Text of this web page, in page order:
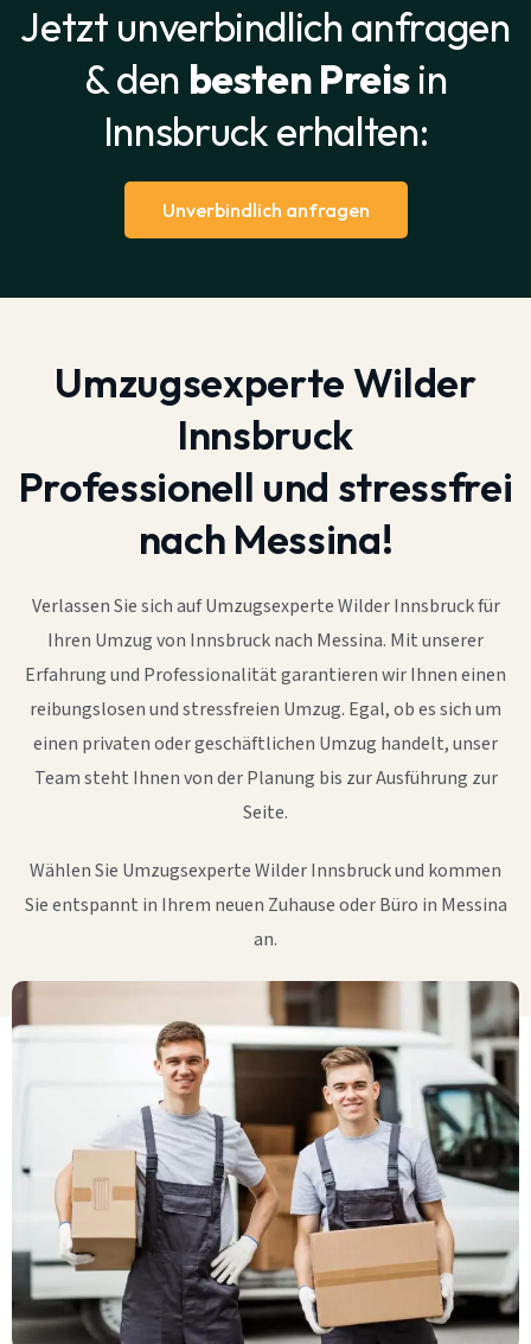
Jetzt unverbindlich anfragen
& den besten Preisin
Innsbruck erhalten:
Unverbindlich anfragen
Umzugsexperte Wilder
Innsbruck
Professionell und stressfrei
nach Messina!
Verlassen Sie sich auf Umzugsexperte Wilder Innsbruck für
Ihren Umzug von Innsbruck nach Messina. Mit unserer
Erfahrung und Professionalität garantieren wir Ihnen einen
reibungslosen und stressfreien Umzug. Egal, ob es sich um
einen privaten oder geschäftlichen Umzug handelt, unser
Team steht Ihnen von der Planung bis zur Ausführung zur
Seite.
Wählen Sie Umzugsexperte Wilder Innsbruck und kommen
Sie entspannt in Ihrem neuen Zuhause oder Büro in Messina
an.